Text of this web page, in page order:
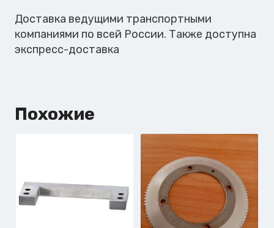
Доставка ведущими транспортными
компаниями по всей России. Также доступна
экспресс-доставка
Похожие